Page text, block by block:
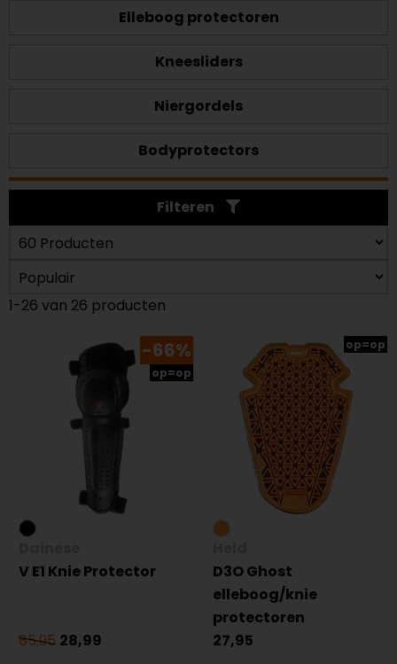
Elleboog protectoren
Kneesliders
Niergordels
Bodyprotectors
Filteren
1-26 van 26 producten
-66%
op=op
V E1 Knie Protector
85,95 28,99
op=op
D3O Ghost
elleboog/knie
protectoren
27,95